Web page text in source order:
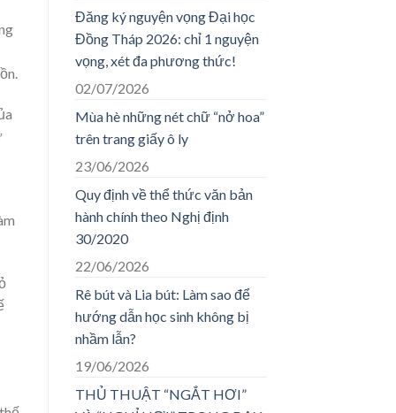
Đăng ký nguyện vọng Đại học
Đồng Tháp 2026: chỉ 1 nguyện
vọng, xét đa phương thức!
02/07/2026
Mùa hè những nét chữ “nở hoa”
trên trang giấy ô ly
23/06/2026
Quy định về thể thức văn bản
hành chính theo Nghị định
30/2020
22/06/2026
Rê bút và Lia bút: Làm sao để
hướng dẫn học sinh không bị
nhầm lẫn?
19/06/2026
THỦ THUẬT “NGẮT HƠI”